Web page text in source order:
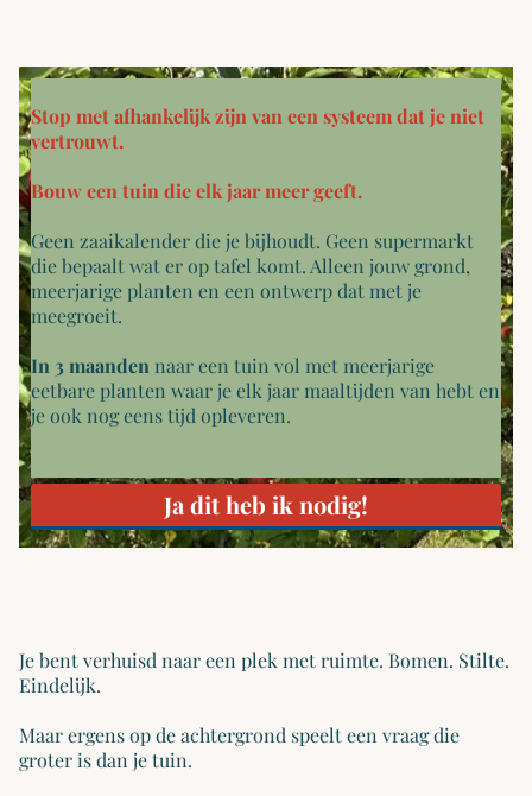
Stop met afhankelijk zijn van een systeem dat je niet
vertrouwt.
Bouw een tuin die elk jaar meer geeft.
Geen zaaikalender die je bijhoudt. Geen supermarkt
die bepaalt wat er op tafel komt. Alleen jouw grond,
meerjarige planten en een ontwerp dat met je
meegroeit.
In 3 maanden naar een tuin vol met meerjarige
eetbare planten waar je elk jaar maaltijden van hebt en
je ook nog eens tijd opleveren.
Ja dit heb ik nodig!
Je bent verhuisd naar een plek met ruimte. Bomen. Stilte.
Eindelijk.
Maar ergens op de achtergrond speelt een vraag die
groter is dan je tuin.